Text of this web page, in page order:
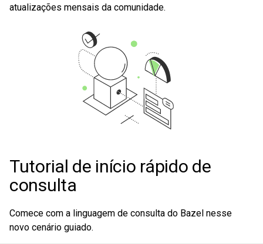
atualizações mensais da comunidade.
Tutorial de início rápido de
consulta
Comece com a linguagem de consulta do Bazel nesse
novo cenário guiado.